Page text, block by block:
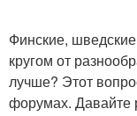
Финские,
кругом от
лучше? Этот
форумах. Давайте